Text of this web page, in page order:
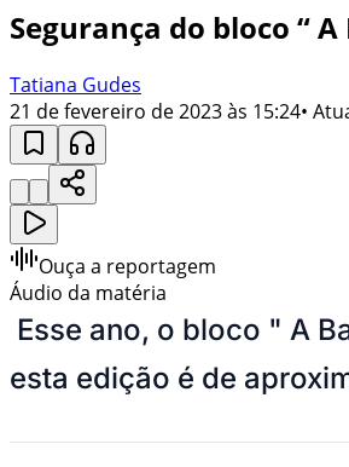
Segurança do bloco “
Tatiana Gudes
21 de fevereiro de 2023 às 15:24•
Ouça a reportagem
Áudio da matéria
Esse ano, o bloco " A
esta edição é de